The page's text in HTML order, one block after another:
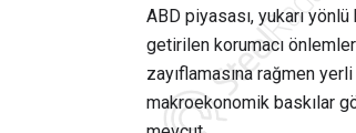
ABD piyasası, yukarı
getirilen korumacı
zayıflamasına rağmen
makroekonomik baskılar